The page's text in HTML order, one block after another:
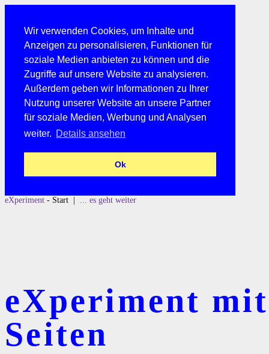
Wir verwenden Cookies, um Inhalte und
Anzeigen zu personalisieren, Funktionen für
soziale Medien anbieten zu können und die
Zugriffe auf unsere Website zu analysieren.
Außerdem geben wir Informationen zu Ihrer
Nutzung unserer Website an unsere Partner
für soziale Medien, Werbung und Analysen
weiter. Details ansehen
Ok
eXperiment - Start | ... es geht weiter
eXperiment
Seiten